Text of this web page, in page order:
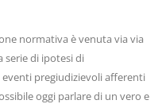
normativa è venuta via via
serie di ipotesi di
eventi pregiudizievoli afferenti
oggi parlare di un vero e